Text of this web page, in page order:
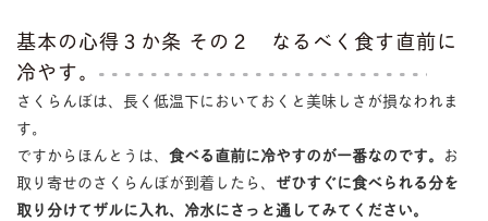
基本の心得３か条 その２ なるべく食す直前に
冷やす。
さくらんぼは、長く低温下においておくと美味しさが損なわれま
す。
ですからほんとうは、 食べる直前に冷やすのが一番なのです。 お
取り寄せのさくらんぼが到着したら、 ぜひすぐに食べられる分を
取り分けてザルに入れ、冷水にさっと通してみてください。